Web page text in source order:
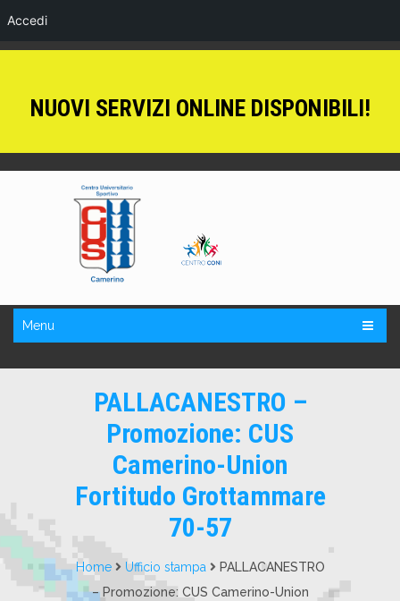
Accedi
NUOVI SERVIZI ONLINE DISPONIBILI!
Menu
PALLACANESTRO –
Promozione: CUS
Camerino-Union
Fortitudo Grottammare
70-57
Home Ufficio stampa
PALLACANESTRO
– Promozione: CUS Camerino-Union